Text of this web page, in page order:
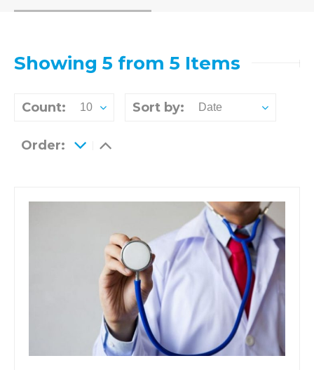
Showing 5 from 5 Items
Count: 10 Sort by: Date
Order: